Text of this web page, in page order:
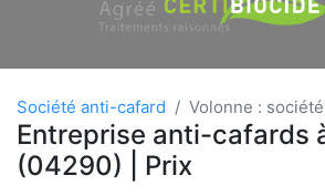
Société anti-cafard Volonne :
Entreprise anti-cafards
(04290) | Prix